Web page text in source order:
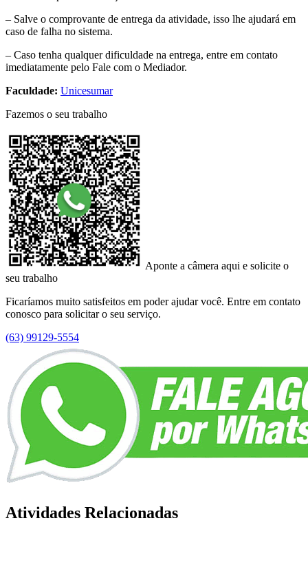
– Salve o comprovante de entrega da atividade, isso lhe ajudará em
caso de falha no sistema.
– Caso tenha qualquer dificuldade na entrega, entre em contato
imediatamente pelo Fale com o Mediador.
Faculdade: Unicesumar
Fazemos o seu trabalho
Aponte a câmera aqui e solicite o
seu trabalho
Ficaríamos muito satisfeitos em poder ajudar você. Entre em contato
conosco para solicitar o seu serviço.
(63) 99129-5554
Atividades Relacionadas